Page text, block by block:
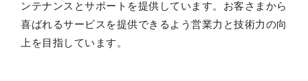
ンテナンスとサポートを提供しています。お客さまから
喜ばれるサービスを提供できるよう営業力と技術力の向
上を目指しています。